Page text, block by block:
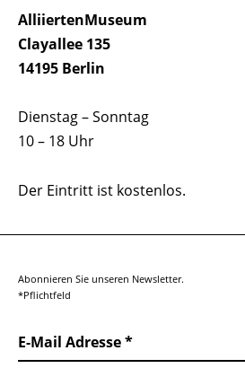
AlliiertenMuseum
Clayallee 135
14195 Berlin
Dienstag – Sonntag
10 – 18 Uhr
Der Eintritt ist kostenlos.
Abonnieren Sie unseren Newsletter.
*Pflichtfeld
E-Mail Adresse